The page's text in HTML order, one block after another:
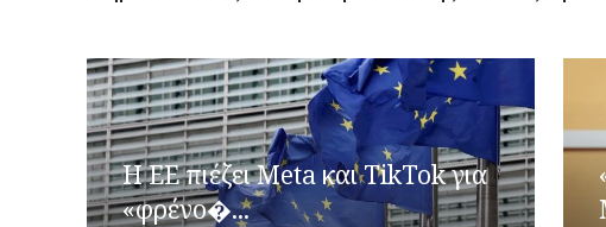
Η ΕΕ πιέζει Meta και TikTok για
«φρένο�...